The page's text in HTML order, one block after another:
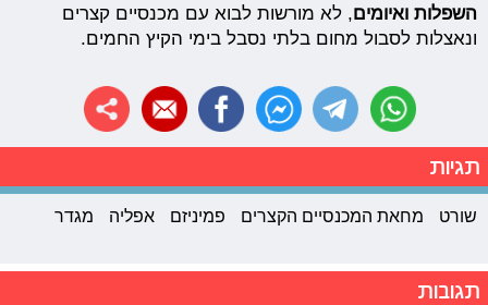
השפלות ואיומים, לא מורשות לבוא עם מכנסיים קצרים
ונאצלות לסבול מחום בלתי נסבל בימי הקיץ החמים.
תגיות
שורט מחאת המכנסיים הקצרים פמיניזם אפליה מגדר
תגובות